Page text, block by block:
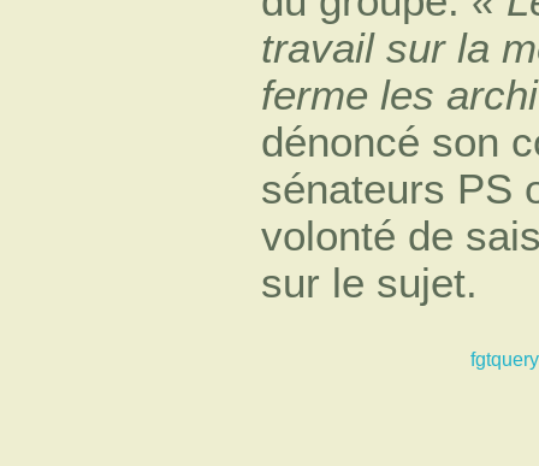
travail sur la
ferme les
dénoncé son
sénateurs PS
volonté de
sur le sujet.